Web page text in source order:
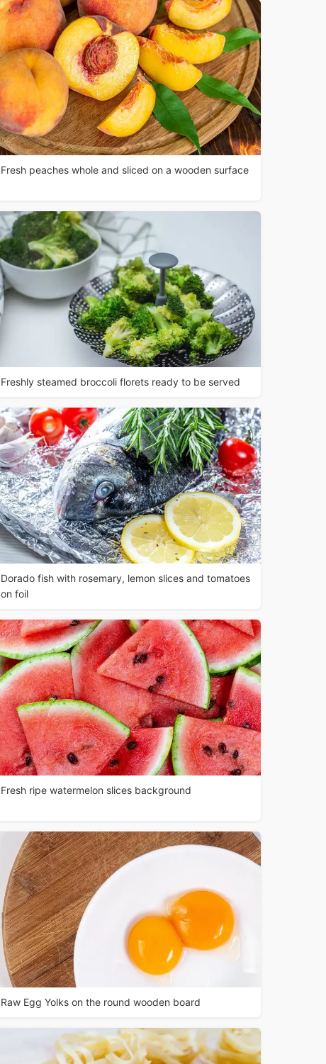
Fresh peaches whole and sliced on a wooden surface
Freshly steamed broccoli florets ready to be served
Dorado fish with rosemary, lemon slices and tomatoes
on foil
Fresh ripe watermelon slices background
Raw Egg Yolks on the round wooden board